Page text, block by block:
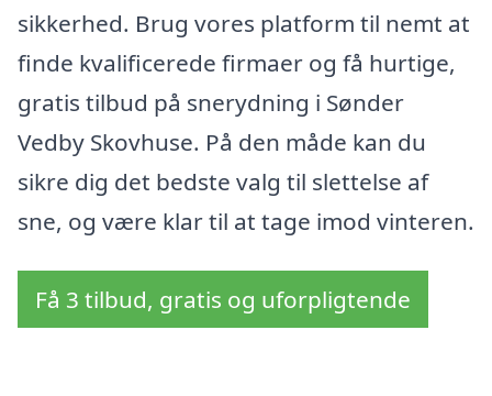
sikkerhed. Brug vores platform til nemt at
finde kvalificerede firmaer og få hurtige,
gratis tilbud på snerydning i Sønder
Vedby Skovhuse. På den måde kan du
sikre dig det bedste valg til slettelse af
sne, og være klar til at tage imod vinteren.
Få 3 tilbud, gratis og uforpligtende